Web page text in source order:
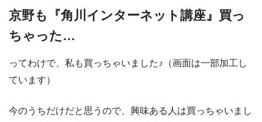
京野も『角川インターネット講座』買っ
ちゃった…
ってわけで、私も買っちゃいました♪（画面は一部加工し
ています）
今のうちだけだと思うので、興味ある人は買っちゃいまし